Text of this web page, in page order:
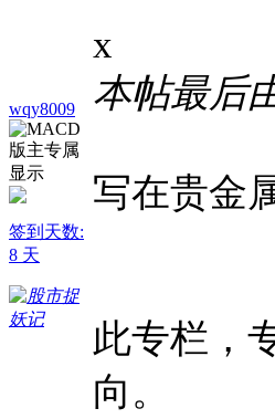
wqy8009
签到天数:
8 天
x
本帖最后
写在贵金
此专栏，
向。